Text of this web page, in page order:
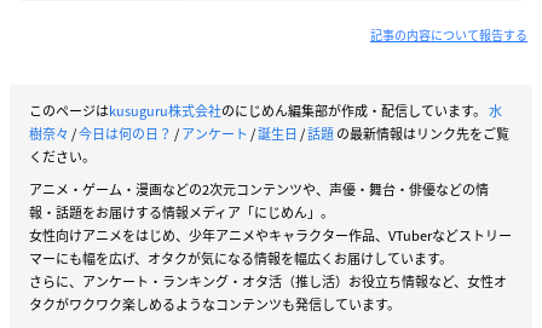
記事の内容について報告する
このページはkusuguru株式会社のにじめん編集部が作成・配信しています。 水
樹奈々 /今日は何の日？ /アンケート /誕生日/話題の最新情報はリンク先をご覧
ください。
アニメ・ゲーム・漫画などの2次元コンテンツや、声優・舞台・俳優などの情
報・話題をお届けする情報メディア「にじめん」。
女性向けアニメをはじめ、少年アニメやキャラクター作品、VTuberなどストリー
マーにも幅を広げ、オタクが気になる情報を幅広くお届けしています。
さらに、アンケート・ランキング・オタ活（推し活）お役立ち情報など、女性オ
タクがワクワク楽しめるようなコンテンツも発信しています。